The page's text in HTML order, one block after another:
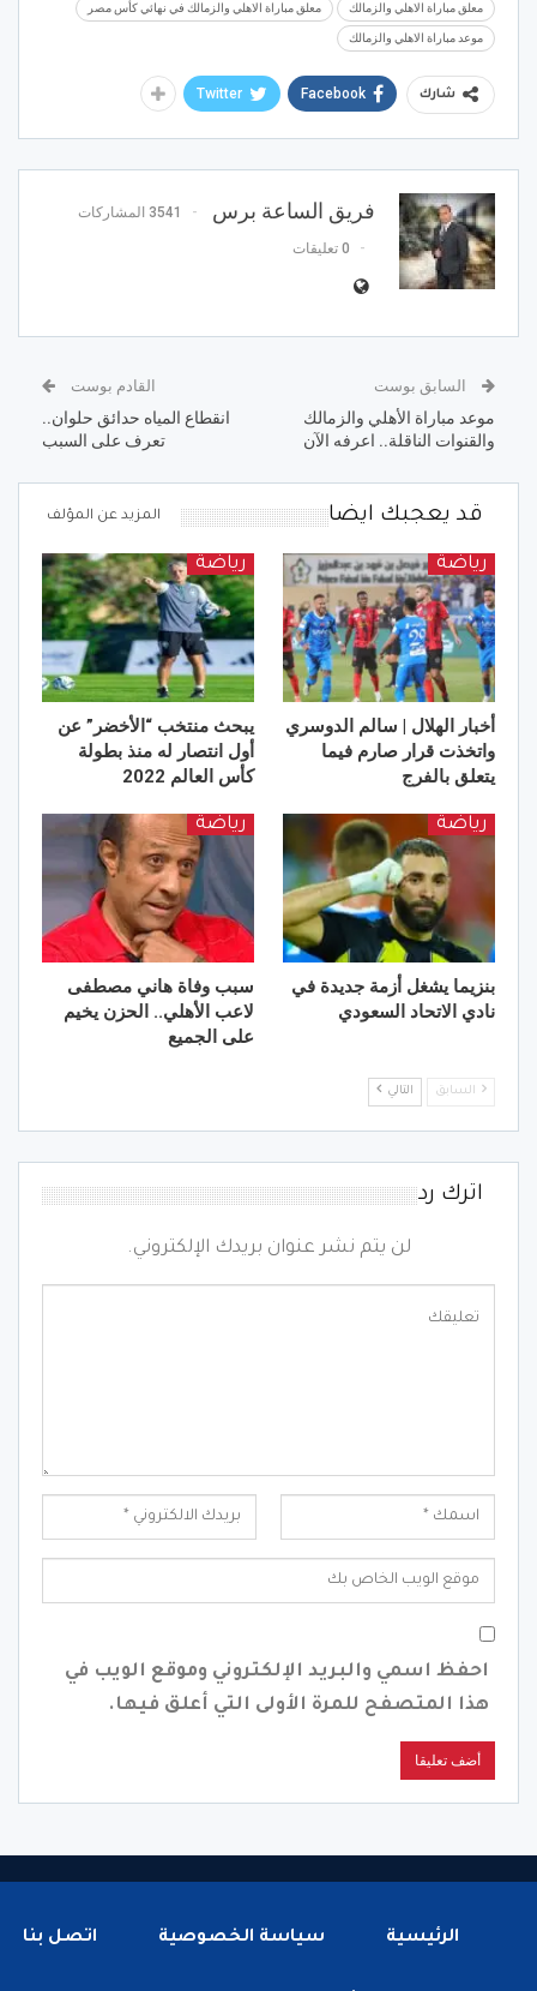
معلق مباراة الاهلي والزمالك معلق مباراة الاهلي والزمالك في نهائي كأس مصر
موعد مباراة الاهلي والزمالك
شارك Facebook
Twitter
فريق الساعة برس 3541 المشاركات
0 تعليقات
السابق بوست
موعد مباراة الأهلي والزمالك
والقنوات الناقلة.. اعرفه الآن
القادم بوست
انقطاع المياه حدائق حلوان..
تعرف على السبب
قد يعجبك ايضا المزيد عن المؤلف
رياضة
أخبار الهلال | سالم الدوسري
واتخذت قرار صارم فيما
يتعلق بالفرج
رياضة
يبحث منتخب “الأخضر” عن
أول انتصار له منذ بطولة
كأس العالم 2022
رياضة
بنزيما يشغل أزمة جديدة في
نادي الاتحاد السعودي
رياضة
سبب وفاة هاني مصطفى
لاعب الأهلي.. الحزن يخيم
على الجميع
السابق التالي
اترك رد
لن يتم نشر عنوان بريدك الإلكتروني.
احفظ اسمي والبريد الإلكتروني وموقع الويب في
هذا المتصفح للمرة الأولى التي أعلق فيها.
الرئيسية سياسة الخصوصية اتصل بنا